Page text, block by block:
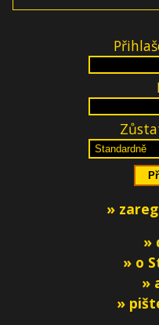
»
»
» o
»
»